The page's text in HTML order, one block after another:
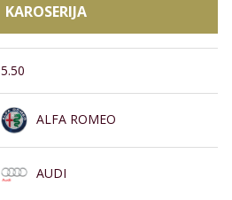
KAROSERIJA
5.50
ALFA ROMEO
AUDI